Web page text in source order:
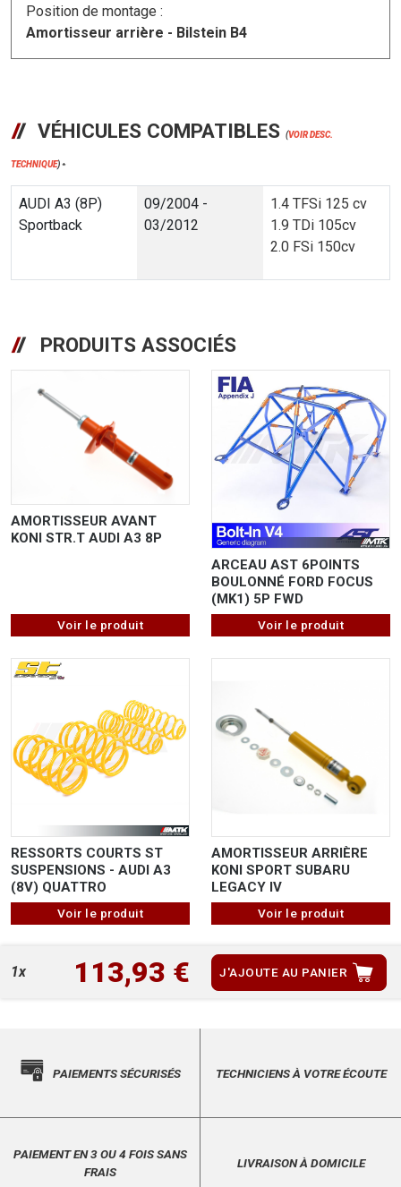
Position de montage :
Amortisseur arrière - Bilstein B4
VÉHICULES COMPATIBLES (VOIR DESC.
TECHNIQUE) *
AUDI A3 (8P)
Sportback
09/2004 -
03/2012
1.4 TFSi 125 cv
1.9 TDi 105cv
2.0 FSi 150cv
PRODUITS ASSOCIÉS
AMORTISSEUR AVANT
KONI STR.T AUDI A3 8P
Voir le produit
ARCEAU AST 6POINTS
BOULONNÉ FORD FOCUS
(MK1) 5P FWD
Voir le produit
RESSORTS COURTS ST
SUSPENSIONS - AUDI A3
(8V) QUATTRO
Voir le produit
AMORTISSEUR ARRIÈRE
KONI SPORT SUBARU
LEGACY IV
Voir le produit
1x 113,93 € J'AJOUTE AU PANIER
PAIEMENTS SÉCURISÉS TECHNICIENS À VOTRE ÉCOUTE
PAIEMENT EN 3 OU 4 FOIS SANS
FRAIS
LIVRAISON À DOMICILE